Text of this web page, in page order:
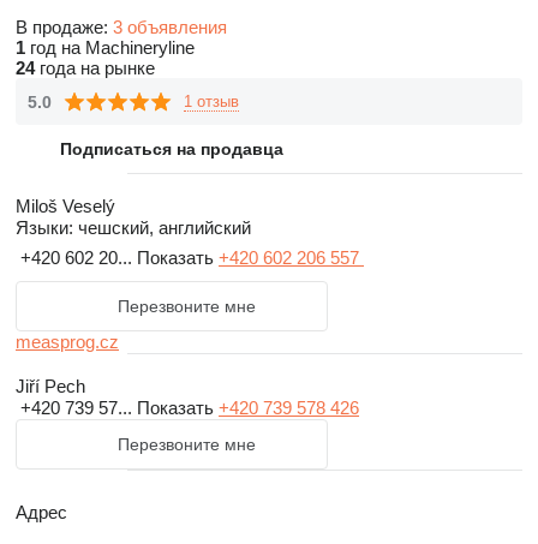
В продаже: 3 объявления
1 год на Machineryline
24года на рынке
5.0 1 отзыв
Подписаться на продавца
Miloš Veselý
Языки: чешский, английский
+420 602 20... Показать +420 602 206 557
Перезвоните мне
measprog.cz
Jiří Pech
+420 739 57... Показать +420 739 578 426
Перезвоните мне
Адрес